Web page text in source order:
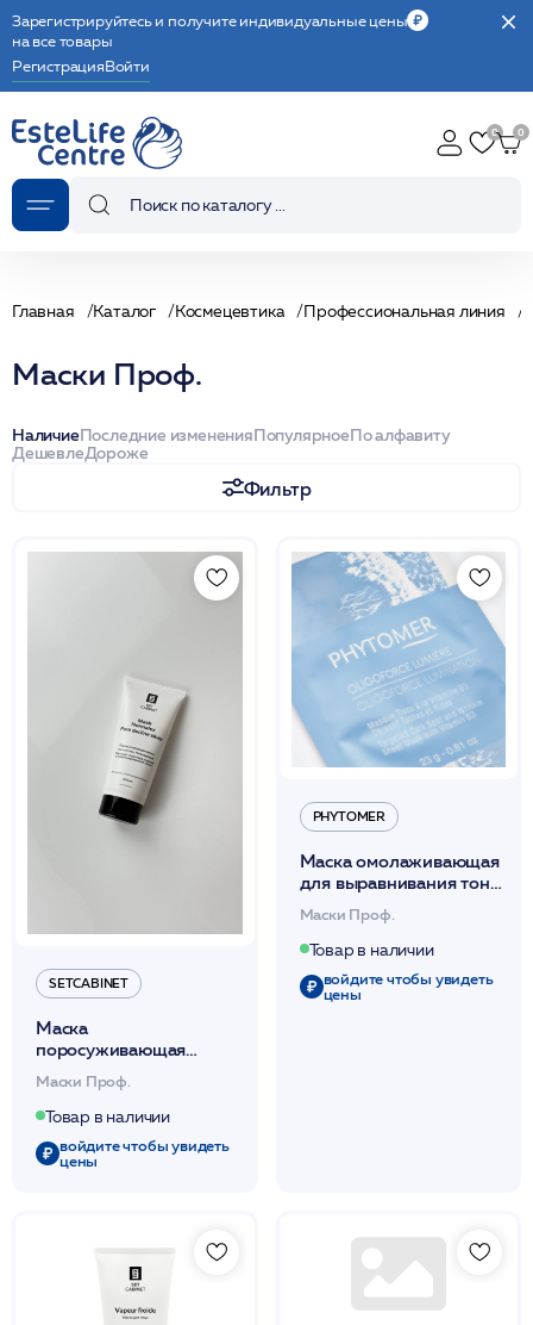
Зарегистрируйтесь и получите индивидуальные цены
на все товары
РегистрацияВойти
Главная Каталог Космецевтика Профессиональная линия
Маски Проф.
НаличиеПоследние измененияПопулярноеПо алфавиту
ДешевлеДороже
Фильтр
SETCABINET
Маска
поросуживающая
Normalex с серебром
200мл /SetCabinet
Маски Проф.
Товар в наличии
войдите чтобы увидеть
цены
PHYTOMER
Маска омолаживающая
для выравнивания тона
1шт 23г / PHYTOMER*
Маски Проф.
Товар в наличии
войдите чтобы увидеть
цены